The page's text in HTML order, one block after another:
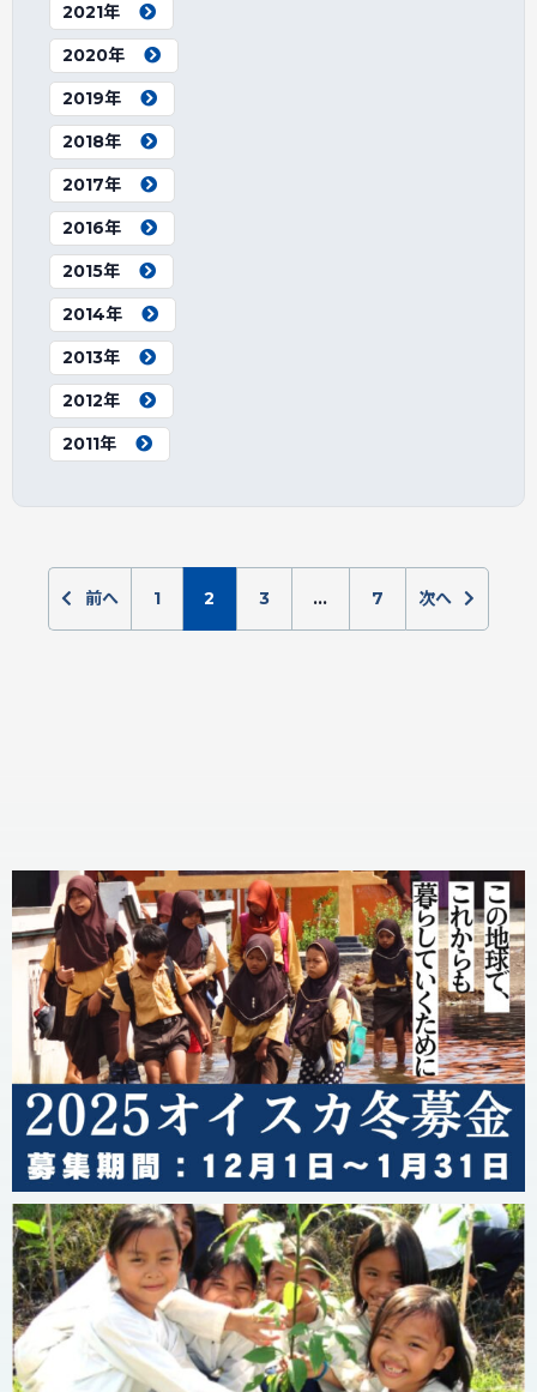
2021年
2020年
2019年
2018年
2017年
2016年
2015年
2014年
2013年
2012年
2011年
前へ 1 2 3 … 7 次へ